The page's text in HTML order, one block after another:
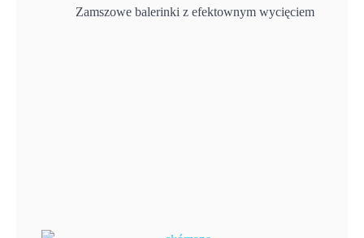
Zamszowe balerinki z efektownym wycięciem